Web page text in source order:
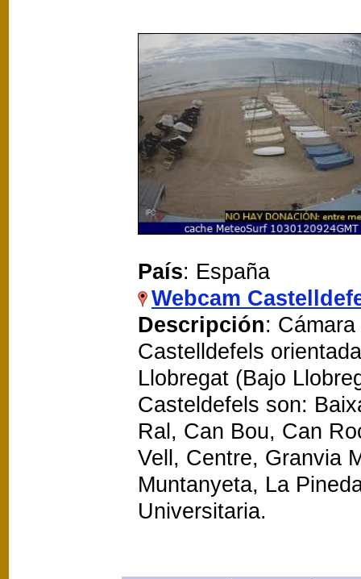
País: España
Webcam
Descripción:
Castelldefels
Llobregat (Bajo
Casteldefels son:
Ral, Can Bou, Can
Vell, Centre, Granvia
Muntanyeta, La
Universitaria.